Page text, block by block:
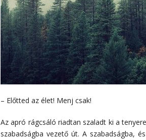
– Előtted az élet! Menj csak!
Az apró rágcsáló riadtan szaladt ki a
szabadságba vezető út. A szabadságba,